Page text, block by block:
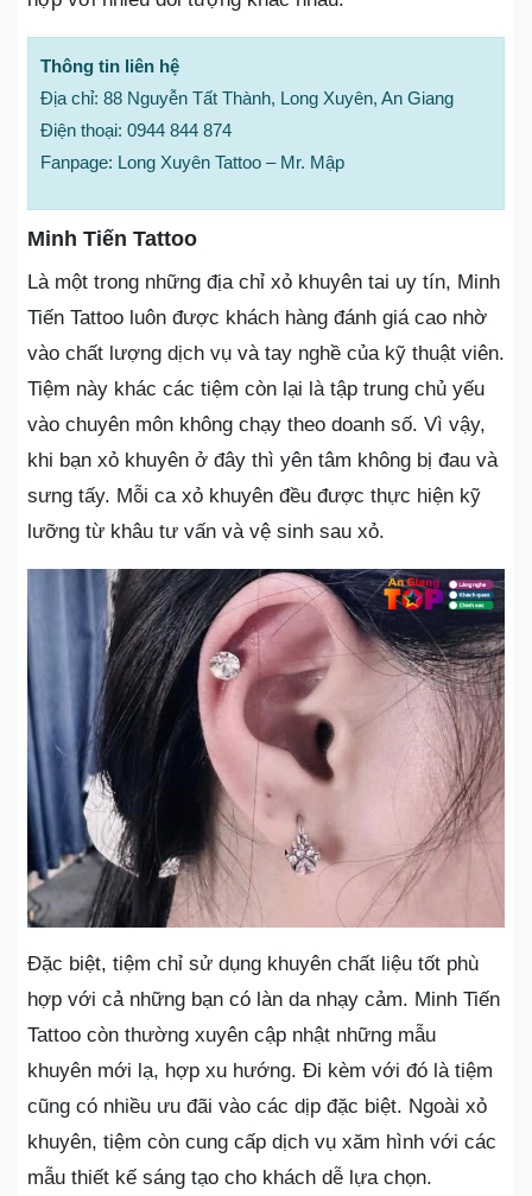
Thông tin liên hệ
Địa chỉ: 88 Nguyễn Tất Thành, Long Xuyên, An Giang
Điện thoại: 0944 844 874
Fanpage: Long Xuyên Tattoo – Mr. Mập
Minh Tiến Tattoo
Là một trong những địa chỉ xỏ khuyên tai uy tín, Minh
Tiến Tattoo luôn được khách hàng đánh giá cao nhờ
vào chất lượng dịch vụ và tay nghề của kỹ thuật viên.
Tiệm này khác các tiệm còn lại là tập trung chủ yếu
vào chuyên môn không chạy theo doanh số. Vì vậy,
khi bạn xỏ khuyên ở đây thì yên tâm không bị đau và
sưng tấy. Mỗi ca xỏ khuyên đều được thực hiện kỹ
lưỡng từ khâu tư vấn và vệ sinh sau xỏ.
Đặc biệt, tiệm chỉ sử dụng khuyên chất liệu tốt phù
hợp với cả những bạn có làn da nhạy cảm. Minh Tiến
Tattoo còn thường xuyên cập nhật những mẫu
khuyên mới lạ, hợp xu hướng. Đi kèm với đó là tiệm
cũng có nhiều ưu đãi vào các dịp đặc biệt. Ngoài xỏ
khuyên, tiệm còn cung cấp dịch vụ xăm hình với các
mẫu thiết kế sáng tạo cho khách dễ lựa chọn.